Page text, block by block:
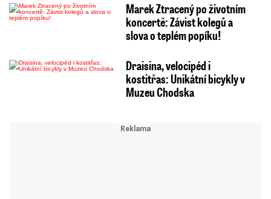
Marek Ztracený po životním
koncertě: Závist kolegů a
slova o teplém popíku!
Draisina, velocipéd i
kostitřas: Unikátní bicykly v
Muzeu Chodska